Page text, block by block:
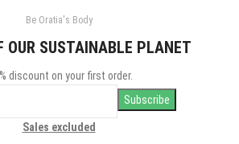
Be Oratia's Body
OUR SUSTAINABLE PLANET
discount on your first order.
Sales excluded